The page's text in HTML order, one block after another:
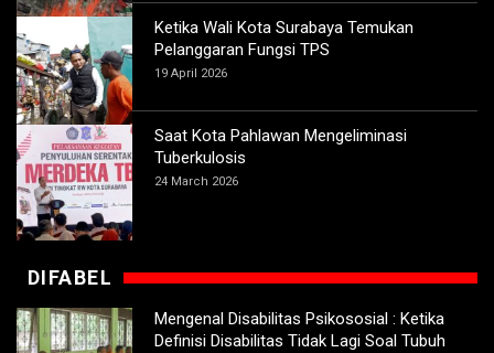
Ketika Wali Kota Surabaya Temukan
Pelanggaran Fungsi TPS
19 April 2026
Saat Kota Pahlawan Mengeliminasi
Tuberkulosis
24 March 2026
DIFABEL
Mengenal Disabilitas Psikososial : Ketika
Definisi Disabilitas Tidak Lagi Soal Tubuh